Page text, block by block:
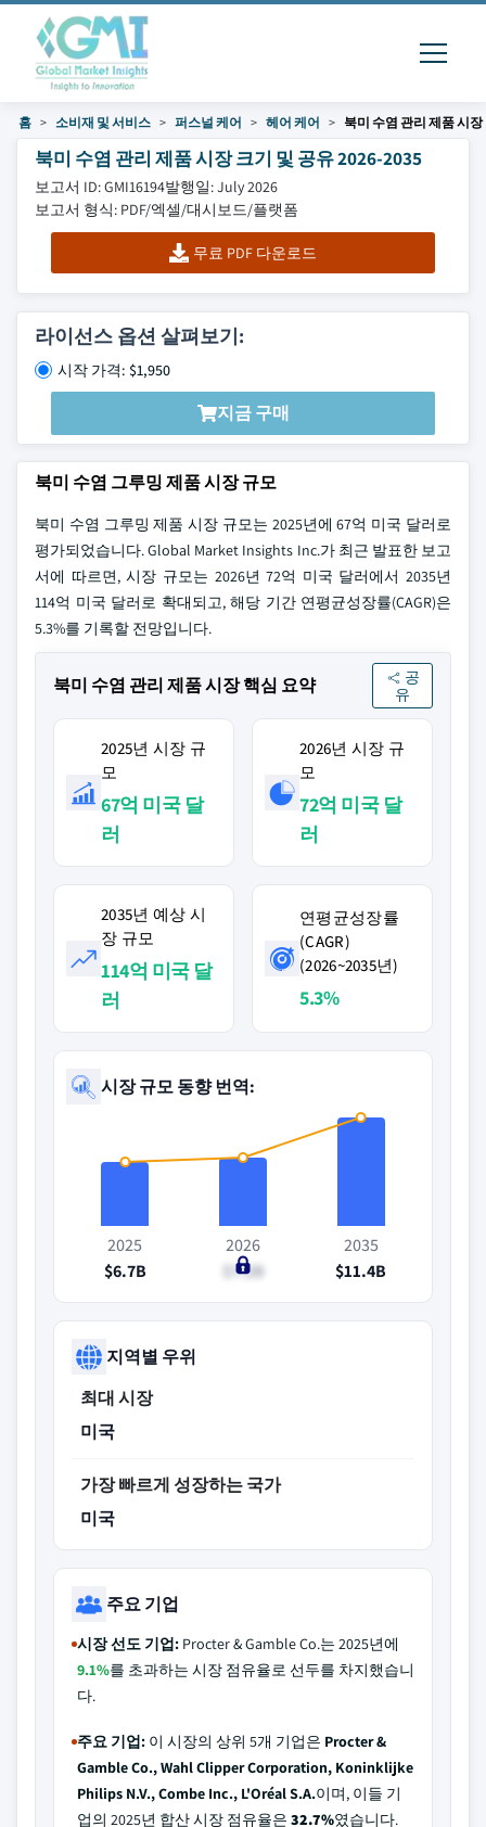
홈 소비재 및 서비스 퍼스널 케어 헤어 케어 북미 수염 관리 제품 시장
북미 수염 관리 제품 시장 크기 및 공유 2026-2035
보고서 ID: GMI16194발행일: July 2026
보고서 형식: PDF/엑셀/대시보드/플랫폼
무료 PDF 다운로드
라이선스 옵션 살펴보기:
시작 가격: $1,950
지금 구매
북미 수염 그루밍 제품 시장 규모
북미 수염 그루밍 제품 시장 규모는 2025년에 67억 미국 달러로
평가되었습니다. Global Market Insights Inc.가 최근 발표한 보고
서에 따르면, 시장 규모는 2026년 72억 미국 달러에서 2035년
114억 미국 달러로 확대되고, 해당 기간 연평균성장률(CAGR)은
5.3%를 기록할 전망입니다.
북미 수염 관리 제품 시장 핵심 요약
공
유
2025년 시장 규
모
67억 미국 달
러
2026년 시장 규
모
72억 미국 달
러
2035년 예상 시
장 규모
114억 미국 달
러
연평균성장률
(CAGR)
(2026~2035년)
5.3%
시장 규모 동향 번역:
2025
$6.7B
2026
$7.2B
2035
$11.4B
지역별 우위
최대 시장
미국
가장 빠르게 성장하는 국가
미국
주요 기업
시장 선도 기업: Procter & Gamble Co.는 2025년에
9.1%를 초과하는 시장 점유율로 선두를 차지했습니
다.
주요 기업: 이 시장의 상위 5개 기업은 Procter &
Gamble Co., Wahl Clipper Corporation, Koninklijke
Philips N.V., Combe Inc., L'Oréal S.A.이며, 이들 기
업의 2025년 합산 시장 점유율은 32.7%였습니다.